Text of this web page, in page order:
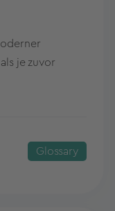
je zuvor
Glossary